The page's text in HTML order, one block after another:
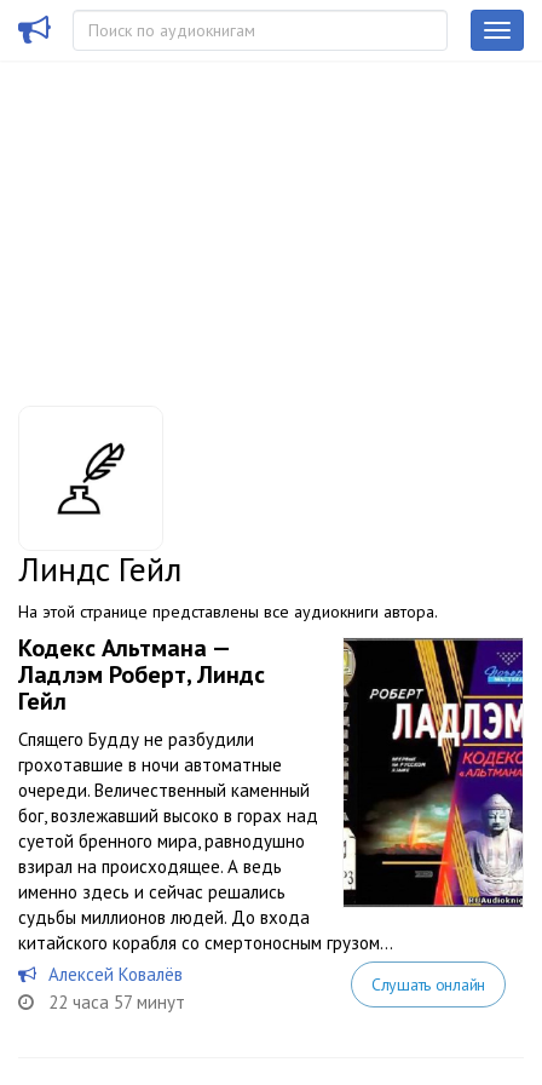
Линдс Гейл
На этой странице представлены все аудиокниги автора.
Кодекс Альтмана —
Ладлэм Роберт, Линдс
Гейл
Спящего Будду не разбудили
грохотавшие в ночи автоматные
очереди. Величественный каменный
бог, возлежавший высоко в горах над
суетой бренного мира, равнодушно
взирал на происходящее. А ведь
именно здесь и сейчас решались
судьбы миллионов людей. До входа
китайского корабля со смертоносным грузом...
Алексей Ковалёв
22 часа 57 минут
Слушать онлайн